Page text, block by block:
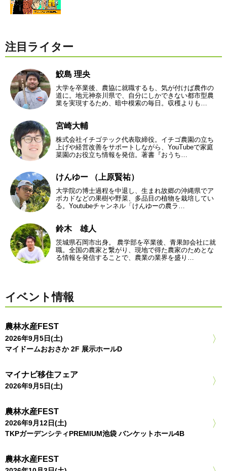
注目ライター
鮫島 理央
大学を卒業後、農協に就職するも、気が付けば農作の
道に。地元神奈川県で、自分にしかできない都市型農
業を実現するため、暗中模索の毎日。収穫よりも…
宮崎大輔
株式会社イチゴテック代表取締役。イチゴ農園の立ち
上げや経営改善をサポートしながら、YouTubeで家庭
菜園のお役立ち情報を発信。著書『おうち…
けんゆー （上原賢祐）
大学院の博士過程を中退し、生まれ故郷の沖縄県でア
ボカドなどの果樹や野菜、多品目の植物を栽培してい
る。Youtubeチャンネル「けんゆーの農ラ…
鈴木 雄人
茨城県石岡市出身。 農学部を卒業後、青果卸会社に就
職。全国の農家と繋がり、現地で得た農家のためとな
る情報を発信することで、農業の業界を盛り…
イベント情報
農林水産FEST
2026年9月5日(土)
マイドームおおさか 2F 展示ホールD
マイナビ移住フェア
2026年9月5日(土)
農林水産FEST
2026年9月12日(土)
TKPガーデンシティPREMIUM池袋 バンケットホール4B
農林水産FEST